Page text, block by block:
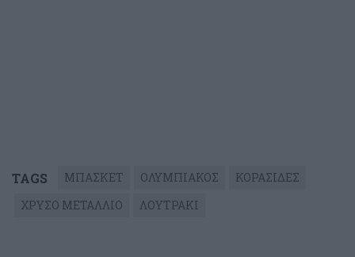
TAGS ΜΠΑΣΚΕΤ ΟΛΥΜΠΙΑΚΟΣ
ΚΟΡΑΣΙΔΕΣ
ΧΡΥΣΟ ΜΕΤΑΛΛΙΟ
ΛΟΥΤΡΑΚΙ